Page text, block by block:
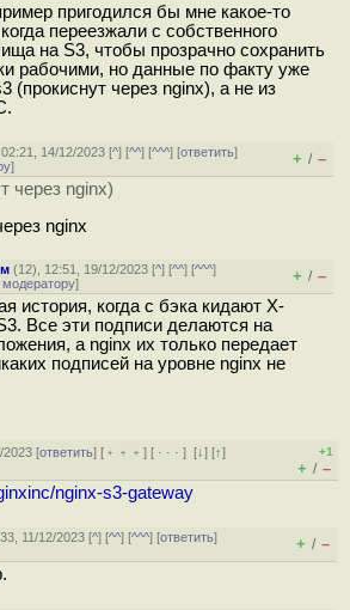
пригодился бы мне какое-то
переезжали с собственного
на S3, чтобы прозрачно сохранить
рабочими, но данные по факту уже
(прокиснут через nginx), а не из
14/12/2023 [^] [^^] [^^^] [ответить]
] + / –
через nginx)
nginx
(12), 12:51, 19/12/2023 [^] [^^] [^^^]
модератору] + / –
история, когда с бэка кидают X-
Все эти подписи делаются на
а nginx их только передает
подписей на уровне nginx не
2023 [ответить] [ ﹢﹢﹢] [ · · ·][↓] [↑]
+1
+ / –
nginx-s3-gateway
11/12/2023 [^] [^^] [^^^] [ответить]
+ / –